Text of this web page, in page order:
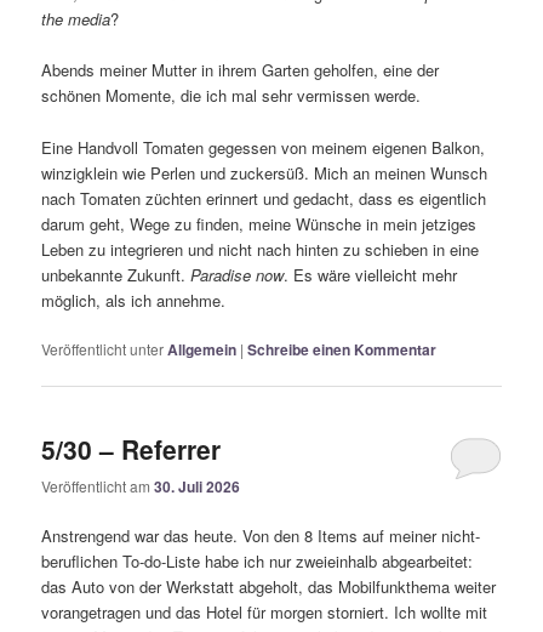
the media?
Abends meiner Mutter in ihrem Garten geholfen, eine der
schönen Momente, die ich mal sehr vermissen werde.
Eine Handvoll Tomaten gegessen von meinem eigenen Balkon,
winzigklein wie Perlen und zuckersüß. Mich an meinen Wunsch
nach Tomaten züchten erinnert und gedacht, dass es eigentlich
darum geht, Wege zu finden, meine Wünsche in mein jetziges
Leben zu integrieren und nicht nach hinten zu schieben in eine
unbekannte Zukunft.Paradise now. Es wäre vielleicht mehr
möglich, als ich annehme.
Veröffentlicht unterAllgemein |Schreibe einen Kommentar
5/30 – Referrer
Veröffentlicht am30. Juli 2026
Anstrengend war das heute. Von den 8 Items auf meiner nicht-
beruflichen To-do-Liste habe ich nur zweieinhalb abgearbeitet:
das Auto von der Werkstatt abgeholt, das Mobilfunkthema weiter
vorangetragen und das Hotel für morgen storniert. Ich wollte mit